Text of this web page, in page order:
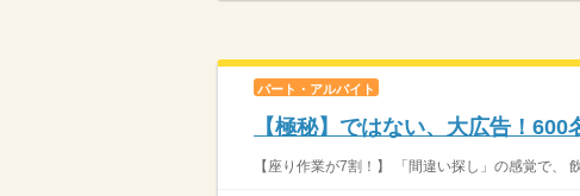
パート・アルバイト
【極秘】ではない、大広告！
【座り作業が7割！】 「間違い探し」の感覚で、